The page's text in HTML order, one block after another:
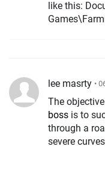
like this:
lee masrty •
The
boss is to
through a
severe